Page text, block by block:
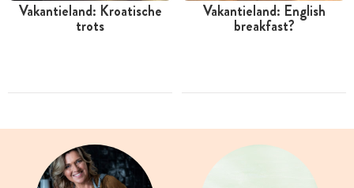
Vakantieland: Kroatische
trots
Vakantieland: English
breakfast?